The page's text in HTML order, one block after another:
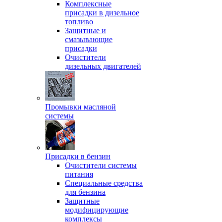
Комплексные
присадки в дизельное
топливо
Защитные и
смазывающие
присадки
Очистители
дизельных двигателей
Промывки масляной
системы
Присадки в бензин
Очистители системы
питания
Специальные срeдства
для бензина
Защитные
модифицирующие
комплексы